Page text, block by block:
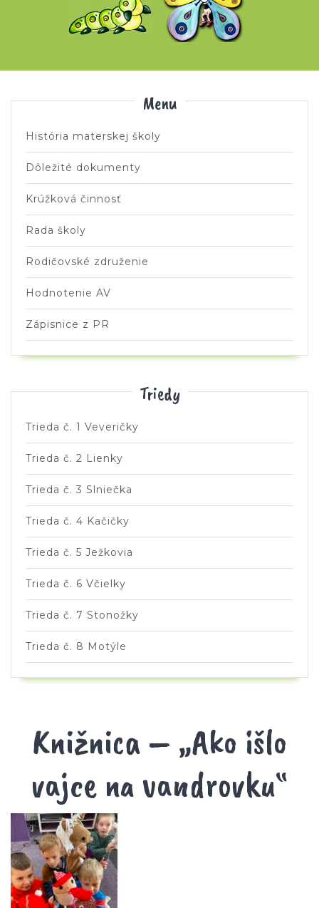
Menu
História materskej školy
Dôležité dokumenty
Krúžková činnosť
Rada školy
Rodičovské združenie
Hodnotenie AV
Zápisnice z PR
Triedy
Trieda č. 1 Veveričky
Trieda č. 2 Lienky
Trieda č. 3 Slniečka
Trieda č. 4 Kačičky
Trieda č. 5 Ježkovia
Trieda č. 6 Včielky
Trieda č. 7 Stonožky
Trieda č. 8 Motýle
Knižnica – „Ako išlo
vajce na vandrovku“